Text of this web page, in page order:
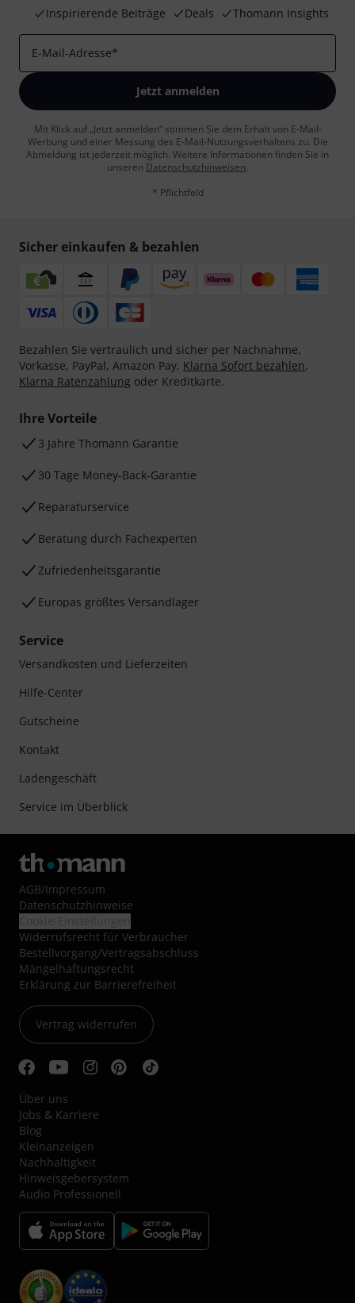
Inspirierende Beiträge
Deals Thomann Insights
E-Mail-Adresse*
Jetzt anmelden
Mit Klick auf „Jetzt anmelden“ stimmen Sie dem Erhalt von E-Mail-
Werbung und einer Messung des E-Mail-Nutzungsverhaltens zu. Die
Abmeldung ist jederzeit möglich. Weitere Informationen finden Sie in
unseren Datenschutzhinweisen.
* Pflichtfeld
Sicher einkaufen & bezahlen
Bezahlen Sie vertraulich und sicher per Nachnahme,
Vorkasse, PayPal, Amazon Pay, Klarna Sofort bezahlen,
Klarna Ratenzahlung oder Kreditkarte.
Ihre Vorteile
3 Jahre Thomann Garantie
30 Tage Money-Back-Garantie
Reparaturservice
Beratung durch Fachexperten
Zufriedenheitsgarantie
Europas größtes Versandlager
Service
Versandkosten und Lieferzeiten
Hilfe-Center
Gutscheine
Kontakt
Ladengeschäft
Service im Überblick
AGB/Impressum
Datenschutzhinweise
Widerrufsrecht für Verbraucher
Bestellvorgang/Vertragsabschluss
Mängelhaftungsrecht
Erklärung zur Barrierefreiheit
Vertrag widerrufen
Über uns
Jobs & Karriere
Blog
Kleinanzeigen
Nachhaltigkeit
Hinweisgebersystem
Audio Professionell